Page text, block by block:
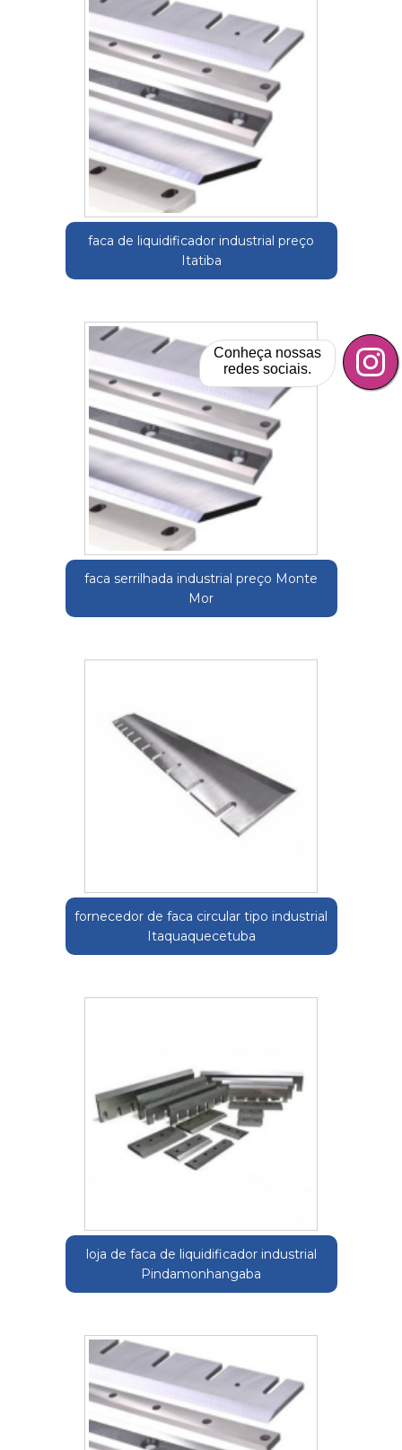
faca de liquidificador industrial preço
Itatiba
faca serrilhada industrial preço Monte
Mor
fornecedor de faca circular tipo industrial
Itaquaquecetuba
loja de faca de liquidificador industrial
Pindamonhangaba
Conheça nossas
redes sociais.